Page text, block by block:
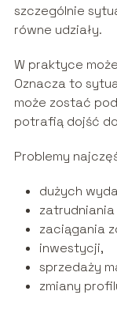
szczególnie
równe udziały.
W praktyce
Oznacza to
może zostać
potrafią dojść
Problemy
dużych
zaciągania
inwestycji,
sprzedaży
zmiany